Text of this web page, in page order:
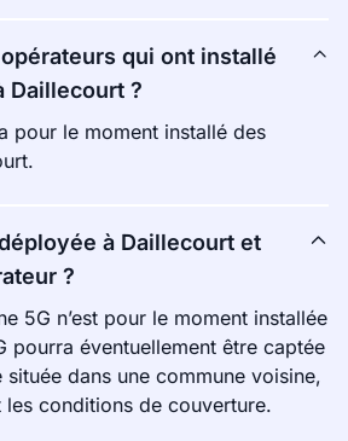
qui ont installé
Daillecourt ?
pour le moment installé des
à Daillecourt et
?
5G n’est pour le moment installée
pourra éventuellement être captée
située dans une commune voisine,
les conditions de couverture.